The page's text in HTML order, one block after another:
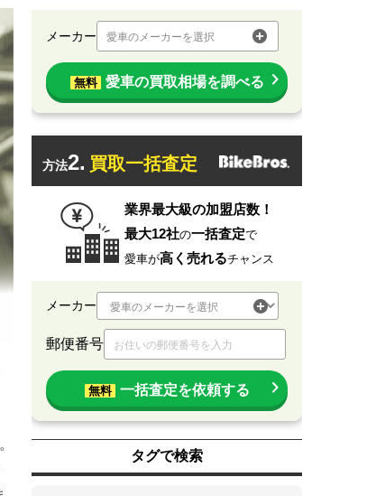
メーカー 愛車のメーカーを選択
無料 愛車の買取相場を調べる
方法2. 買取一括査定
業界最大級の加盟店数！
最大12社の一括査定で
愛車が高く売れるチャンス
メーカー
郵便番号
無料 一括査定を依頼する
タグで検索